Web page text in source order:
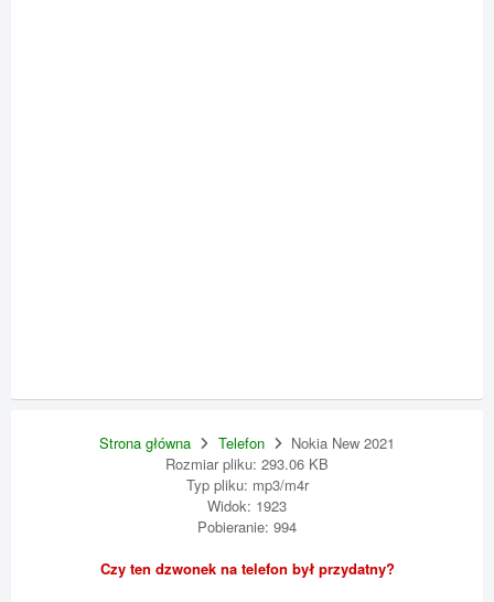
Strona główna Telefon
Nokia New 2021
Rozmiar pliku: 293.06 KB
Typ pliku: mp3/m4r
Widok: 1923
Pobieranie: 994
Czy ten dzwonek na telefon był przydatny?